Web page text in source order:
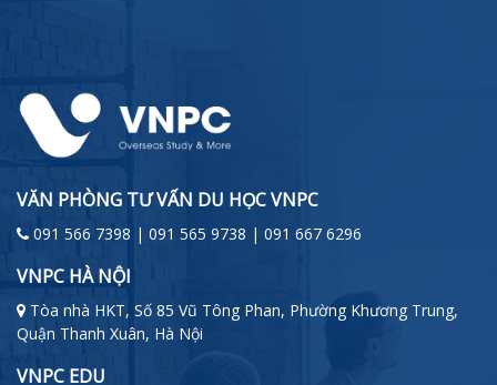
VĂN PHÒNG TƯ VẤN DU HỌC VNPC
091 566 7398 | 091 565 9738 | 091 667 6296
VNPC HÀ NỘI
Tòa nhà HKT, Số 85 Vũ Tông Phan, Phường Khương Trung,
Quận Thanh Xuân, Hà Nội
VNPC EDU